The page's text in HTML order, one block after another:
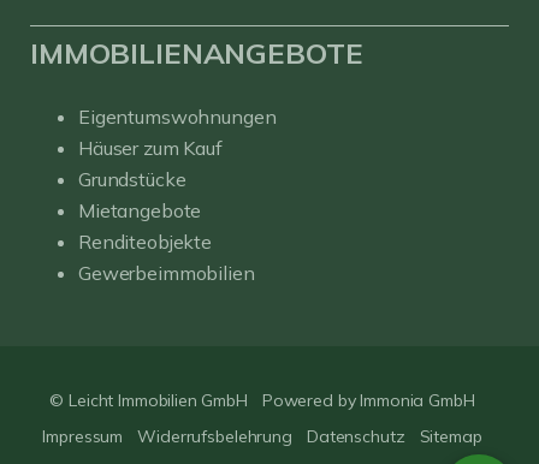
IMMOBILIENANGEBOTE
Eigentumswohnungen
Häuser zum Kauf
Grundstücke
Mietangebote
Renditeobjekte
Gewerbeimmobilien
© Leicht Immobilien GmbH
Powered by Immonia GmbH
Impressum
Widerrufsbelehrung Datenschutz Sitemap